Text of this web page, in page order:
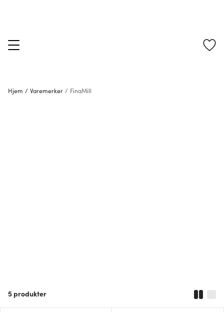
Hjem / Varemerker / FinaMill
5 produkter